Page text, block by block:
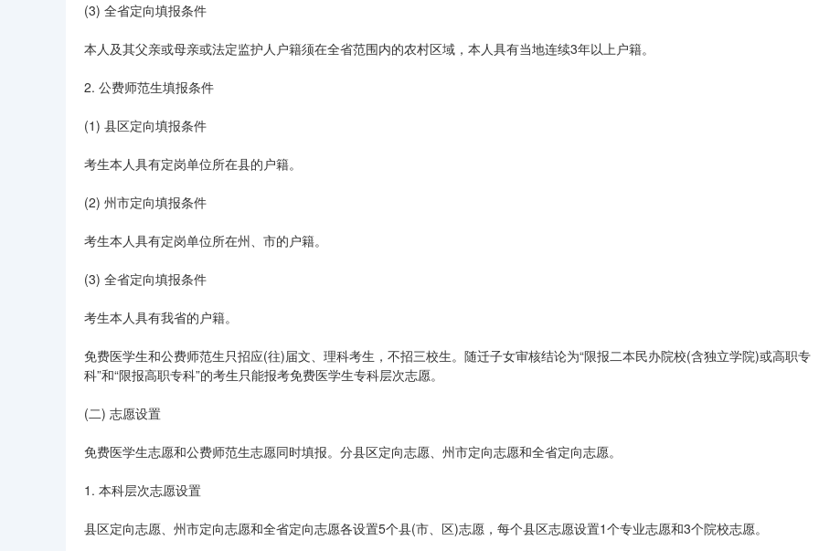
(3) 全省定向填报条件
本人及其父亲或母亲或法定监护人户籍须在全省范围内的农村区域，本人具有当地连续3年以上户籍。
2. 公费师范生填报条件
(1) 县区定向填报条件
考生本人具有定岗单位所在县的户籍。
(2) 州市定向填报条件
考生本人具有定岗单位所在州、市的户籍。
(3) 全省定向填报条件
考生本人具有我省的户籍。
免费医学生和公费师范生只招应(往)届文、理科考生，不招三校生。随迁子女审核结论为“限报二本民办院校(含独立学院)或高职专
科”和“限报高职专科”的考生只能报考免费医学生专科层次志愿。
(二) 志愿设置
免费医学生志愿和公费师范生志愿同时填报。分县区定向志愿、州市定向志愿和全省定向志愿。
1. 本科层次志愿设置
县区定向志愿、州市定向志愿和全省定向志愿各设置5个县(市、区)志愿，每个县区志愿设置1个专业志愿和3个院校志愿。